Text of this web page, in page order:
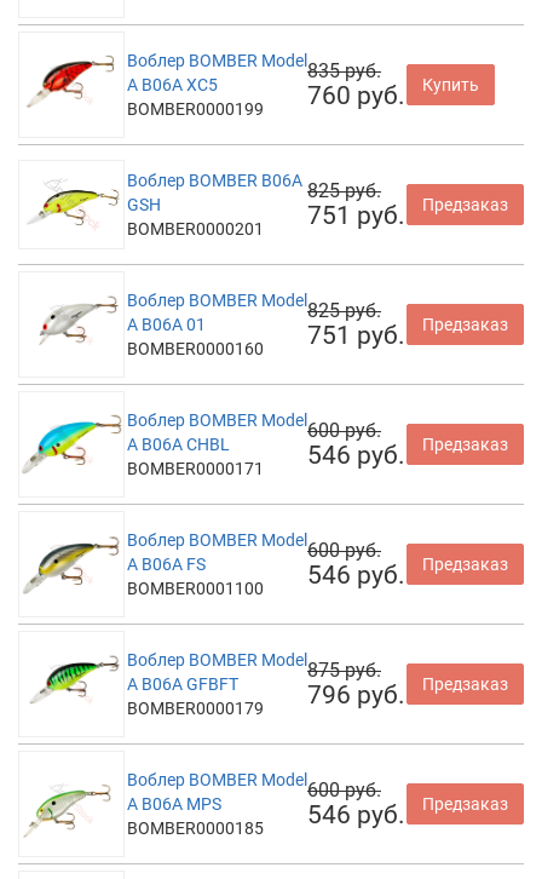
Воблер BOMBER Model
A B06A XC5
BOMBER0000199
835 руб.
760 руб. Купить
Воблер BOMBER B06A
GSH
BOMBER0000201
825 руб.
751 руб. Предзаказ
Воблер BOMBER Model
A B06A 01
BOMBER0000160
825 руб.
751 руб. Предзаказ
Воблер BOMBER Model
A B06A CHBL
BOMBER0000171
600 руб.
546 руб. Предзаказ
Воблер BOMBER Model
A B06A FS
BOMBER0001100
600 руб.
546 руб. Предзаказ
Воблер BOMBER Model
A B06A GFBFT
BOMBER0000179
875 руб.
796 руб. Предзаказ
Воблер BOMBER Model
A B06A MPS
BOMBER0000185
600 руб.
546 руб. Предзаказ